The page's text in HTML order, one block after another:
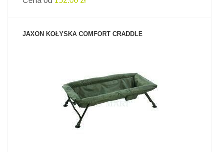
JAXON KOŁYSKA COMFORT CRADDLE
ZOBACZ PRODUKT